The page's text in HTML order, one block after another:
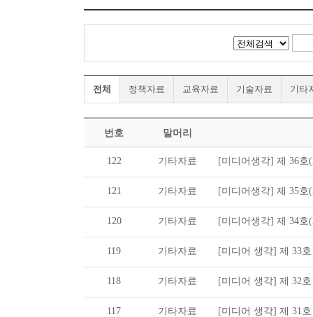
전체 정책자료 교육자료 기술자료 기타
번호 말머리
122 기타자료 [미디어생각] 제 36호
121 기타자료 [미디어생각] 제 35호
120 기타자료 [미디어생각] 제 34호
119 기타자료 [미디어 생각] 제 33호
118 기타자료 [미디어 생각] 제 32호
117 기타자료 [미디어 생각] 제 31호